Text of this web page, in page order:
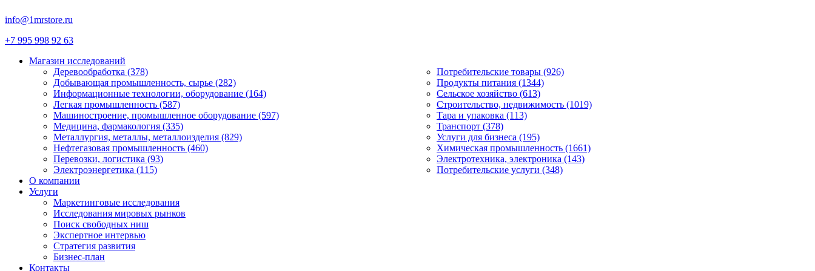
info@1mrstore.ru
+7 995 998 92 63
Магазин исследований
Деревообработка (378)
Добывающая промышленность, сырье (282)
Информационные технологии, оборудование (164)
Легкая промышленность (587)
Машиностроение, промышленное оборудование (597)
Медицина, фармакология (335)
Металлургия, металлы, металлоизделия (829)
Нефтегазовая промышленность (460)
Перевозки, логистика (93)
Электроэнергетика (115)
Потребительские товары (926)
Продукты питания (1344)
Сельское хозяйство (613)
Строительство, недвижимость (1019)
Тара и упаковка (113)
Транспорт (378)
Услуги для бизнеса (195)
Химическая промышленность (1661)
Электротехника, электроника (143)
Потребительские услуги (348)
О компании
Услуги
Маркетинговые исследования
Исследования мировых рынков
Поиск свободных ниш
Экспертное интервью
Стратегия развития
Бизнес-план
Контакты